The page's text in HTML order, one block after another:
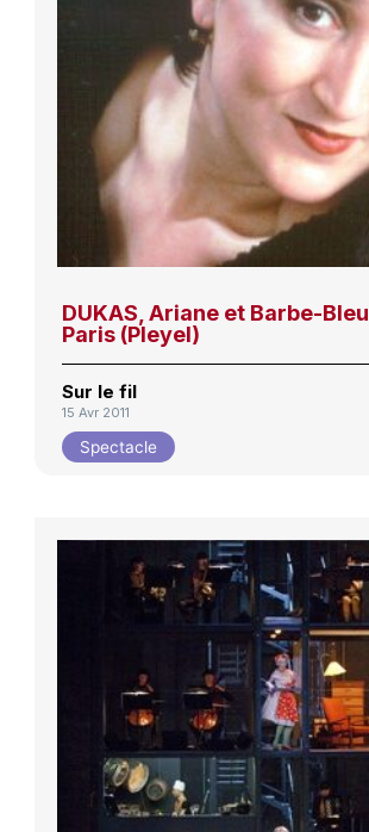
DUKAS, Ariane et Barbe-
Paris (Pleyel)
Sur le fil
15 Avr 2011
Spectacle